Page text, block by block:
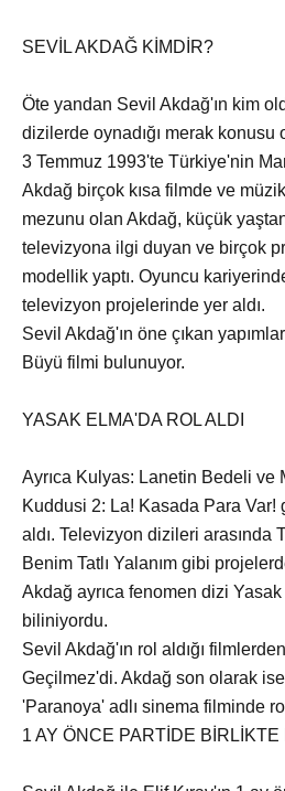
SEVİL AKDAĞ KİMDİR?
Öte yandan Sevil Akdağ'ın kim
dizilerde oynadığı merak konusu
3 Temmuz 1993'te Türkiye'nin
Akdağ birçok kısa filmde ve
mezunu olan Akdağ, küçük
televizyona ilgi duyan ve birçok
modellik yaptı. Oyuncu
televizyon projelerinde yer aldı.
Sevil Akdağ'ın öne çıkan
Büyü filmi bulunuyor.
YASAK ELMA'DA ROL ALDI
Ayrıca Kulyas: Lanetin Bedeli ve
Kuddusi 2: La! Kasada Para Var!
aldı. Televizyon dizileri arasında
Benim Tatlı Yalanım gibi
Akdağ ayrıca fenomen dizi
biliniyordu.
Sevil Akdağ'ın rol aldığı
Geçilmez'di. Akdağ son olarak ise
'Paranoya' adlı sinema filminde
1 AY ÖNCE PARTİDE